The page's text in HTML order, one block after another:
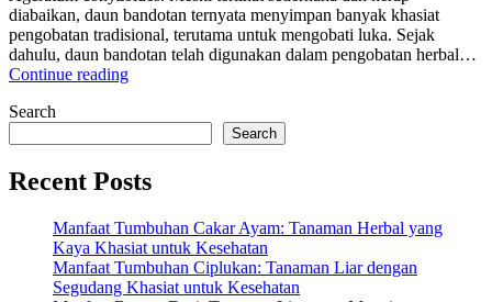
diabaikan, daun bandotan ternyata menyimpan banyak khasiat
pengobatan tradisional, terutama untuk mengobati luka. Sejak
dahulu, daun bandotan telah digunakan dalam pengobatan herbal…
Continue reading“Khasiat
Obat
Herbal
yang
Mudah
Ditemukan”
Search
Search
Recent Posts
Manfaat Tumbuhan Cakar Ayam: Tanaman Herbal yang
Kaya Khasiat untuk Kesehatan
Manfaat Tumbuhan Ciplukan: Tanaman Liar dengan
Segudang Khasiat untuk Kesehatan